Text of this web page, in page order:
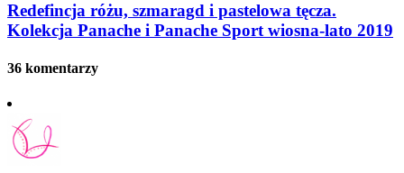
Redefincja różu, szmaragd i pastelowa tęcza.
Kolekcja Panache i Panache Sport wiosna-lato 2019
36 komentarzy